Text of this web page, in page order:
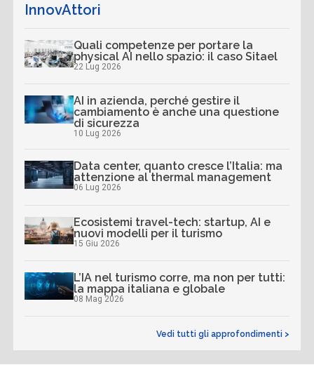
InnovAttori
Quali competenze per portare la
physical AI nello spazio: il caso Sitael
22 Lug 2026
AI in azienda, perché gestire il
cambiamento è anche una questione
di sicurezza
10 Lug 2026
Data center, quanto cresce l’Italia: ma
attenzione al thermal management
06 Lug 2026
Ecosistemi travel-tech: startup, AI e
nuovi modelli per il turismo
15 Giu 2026
L’IA nel turismo corre, ma non per tutti:
la mappa italiana e globale
08 Mag 2026
Vedi tutti gli approfondimenti >